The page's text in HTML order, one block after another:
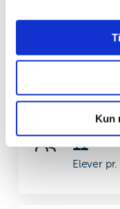
de har indsamlet fra
Kun
78
11
Elever pr.